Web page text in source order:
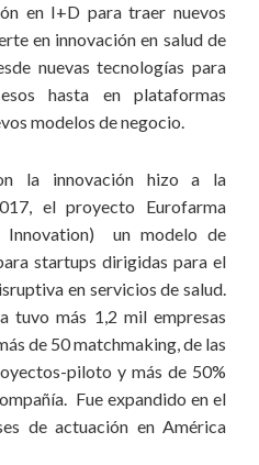
las diferentes contribuciones
objetivos y compartimos la
y sociedad, por medio
ampliación del acceso e
sociales.
en I+D para traer nuevos
en innovación en salud de
nuevas tecnologías para
hasta en plataformas
modelos de negocio.
la innovación hizo a la
el proyecto Eurofarma
Innovation) un modelo de
startups dirigidas para el
en servicios de salud.
tuvo más 1,2 mil empresas
de 50 matchmaking, de las
piloto y más de 50%
Fue expandido en el
de actuación en América